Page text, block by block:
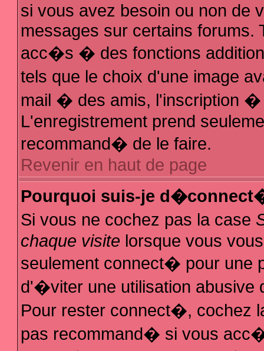
si vous avez besoin ou non de
messages sur certains forums.
acc�s � des fonctions
tels que le choix d'une image
mail � des amis, l'inscription �
L'enregistrement prend
recommand� de le faire.
Revenir en haut de page
Pourquoi suis-je
Si vous ne cochez pas la case
chaque visite lorsque vous
seulement connect� pour
d'�viter une utilisation abusive
Pour rester connect�, cochez
pas recommand� si vous